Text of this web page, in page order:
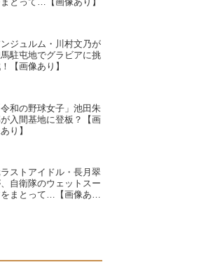
ジュルム・川村文乃が
駐屯地でグラビアに挑
【画像あり】
令和の野球女子」池田朱
入間基地に登板？【画
り】
ストアイドル・長月翠
自衛隊のウェットスー
をまとって…【画像あ